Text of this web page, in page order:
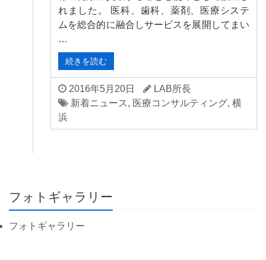
れました。 医科、歯科、薬剤、医療システ
ムを総合的に融合しサービスを展開してまい
…
続きを読む
2016年5月20日
LAB所長
新着ニュース , 医療コンサルティング, 横
浜
フォトギャラリー
フォトギャラリー